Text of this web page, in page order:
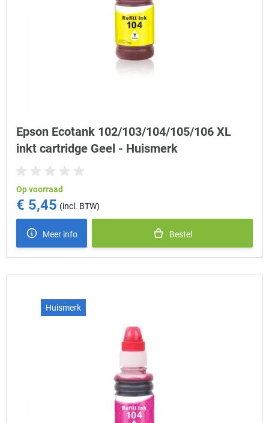
Epson Ecotank 102/103/104/105/106 XL
inkt cartridge Geel - Huismerk
Op voorraad
€ 5,45
Meer info Bestel
Huismerk